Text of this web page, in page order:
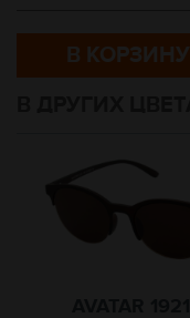
В КОРЗИНУ